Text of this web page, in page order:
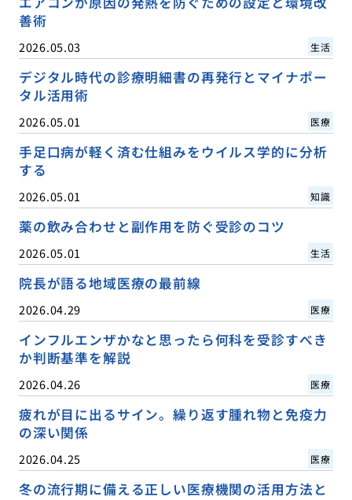
善術
2026.05.03 生活
デジタル時代の診療明細書の再発行とマイナポー
タル活用術
2026.05.01 医療
手足口病が軽く済む仕組みをウイルス学的に分析
する
2026.05.01 知識
薬の飲み合わせと副作用を防ぐ受診のコツ
2026.05.01 生活
院長が語る地域医療の最前線
2026.04.29 医療
インフルエンザかなと思ったら何科を受診すべき
か判断基準を解説
2026.04.26 医療
疲れが目に出るサイン。繰り返す腫れ物と免疫力
の深い関係
2026.04.25 医療
冬の流行期に備える正しい医療機関の活用方法と